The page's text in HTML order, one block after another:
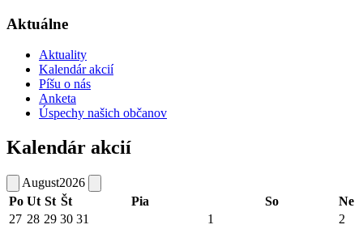
Aktuálne
Aktuality
Kalendár akcií
Píšu o nás
Anketa
Úspechy našich občanov
Kalendár akcií
August2026
Po Ut St Št Pia So
Ne
27 28 29 30 31 1 2